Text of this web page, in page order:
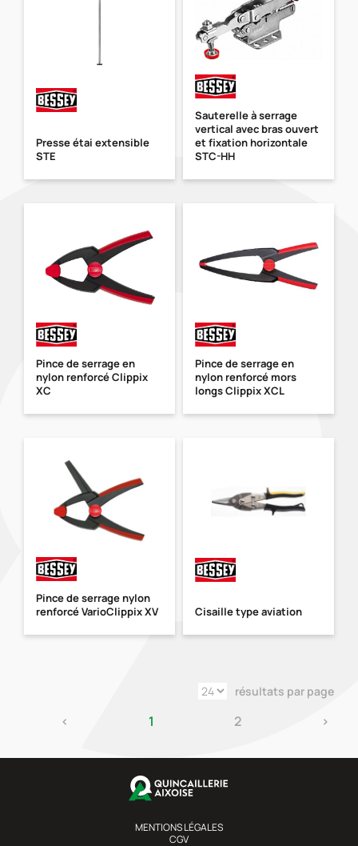
Presse étai extensible
STE
Sauterelle à serrage
vertical avec bras ouvert
et fixation horizontale
STC-HH
Pince de serrage en
nylon renforcé Clippix
XC
Pince de serrage en
nylon renforcé mors
longs Clippix XCL
Pince de serrage nylon
renforcé VarioClippix XV
Cisaille type aviation
résultats par page
‹ 1 2 ›
MENTIONS LÉGALES
CGV